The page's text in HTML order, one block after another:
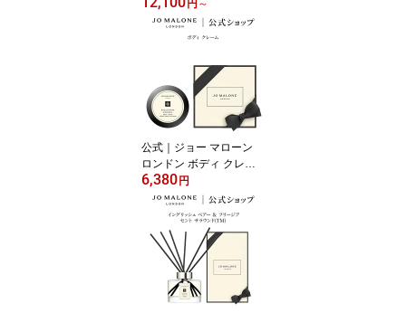
1:59】公式｜ジョー マロ
ーン ロンドン イングリ
ッシュ ペアー ＆ フリー
100mL ギフトボックス
入り｜ジョーマローン 香
水 フレグランス ギフト
送料無料 アワード受賞
円 ～
公式｜ジョー マローン
ロンドン ボディ クレー
ム 50mL ギフトボックス
入り｜ジョーマローン ボ
ディクリーム いい香り
ギフト 送料無料 プレゼ
ント 贈り物 おすすめ 誕
生日 イングリッシュ ペ
アー ＆ フリージア
6,380 円